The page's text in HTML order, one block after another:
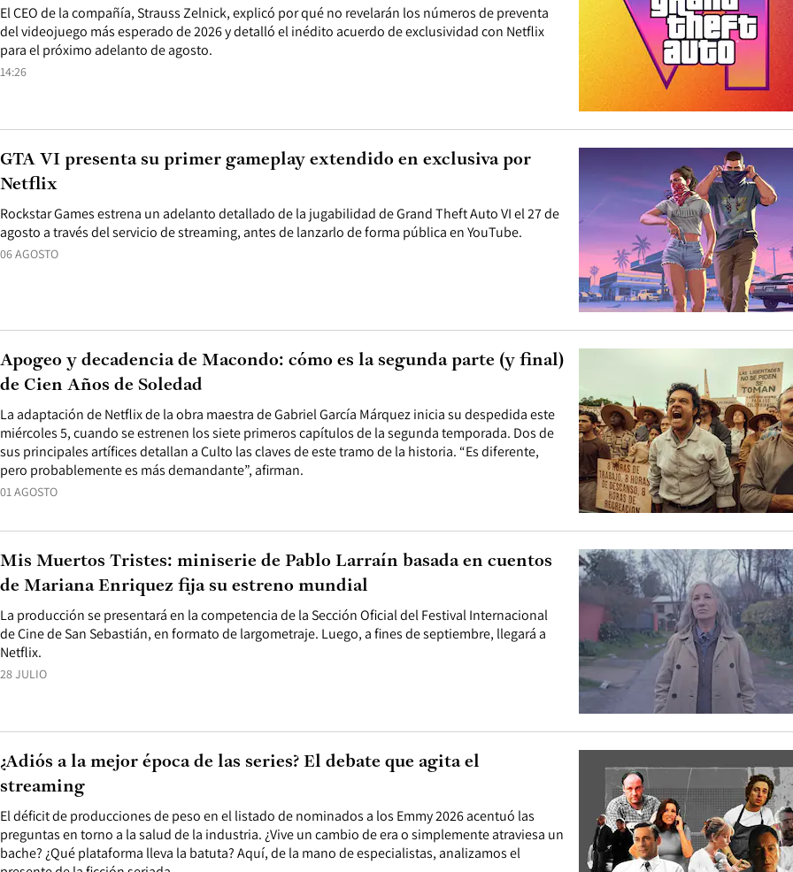
14:26
El CEO de la compañía, Strauss Zelnick, explicó por qué no revelarán los números de preventa
del videojuego más esperado de 2026 y detalló el inédito acuerdo de exclusividad con Netflix
para el próximo adelanto de agosto.
06 AGOSTO
Rockstar Games estrena un adelanto detallado de la jugabilidad de Grand Theft Auto VI el 27 de
agosto a través del servicio de streaming, antes de lanzarlo de forma pública en YouTube.
GTA VI presenta su primer gameplay extendido en exclusiva por
Netflix
01 AGOSTO
La adaptación de Netflix de la obra maestra de Gabriel García Márquez inicia su despedida este
miércoles 5, cuando se estrenen los siete primeros capítulos de la segunda temporada. Dos de
sus principales artífices detallan a Culto las claves de este tramo de la historia. “Es diferente,
pero probablemente es más demandante”, afirman.
Apogeo y decadencia de Macondo: cómo es la segunda parte (y final)
de Cien Años de Soledad
28 JULIO
La producción se presentará en la competencia de la Sección Oficial del Festival Internacional
de Cine de San Sebastián, en formato de largometraje. Luego, a fines de septiembre, llegará a
Netflix.
Mis Muertos Tristes: miniserie de Pablo Larraín basada en cuentos
de Mariana Enriquez fija su estreno mundial
El déficit de producciones de peso en el listado de nominados a los Emmy 2026 acentuó las
preguntas en torno a la salud de la industria. ¿Vive un cambio de era o simplemente atraviesa un
bache? ¿Qué plataforma lleva la batuta? Aquí, de la mano de especialistas, analizamos el
¿Adiós a la mejor época de las series? El debate que agita el
streaming